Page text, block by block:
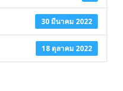
30 มีนาคม 2022
18 ตุลาคม 2022